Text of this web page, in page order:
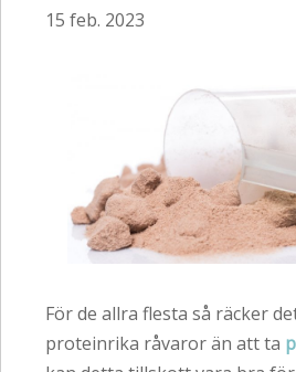
15 feb. 2023
För de allra flesta så räcker
proteinrika råvaror än att ta